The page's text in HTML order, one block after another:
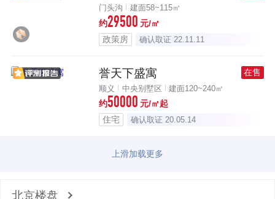
门头沟 建面58~115㎡
约29500 元/㎡
政策房
确认取证 22.11.11
誉天下盛寓 在售
顺义 中央别墅区 建面120~240㎡
约50000 元/㎡起
住宅
确认取证 20.05.14
上滑加载更多
北京楼盘